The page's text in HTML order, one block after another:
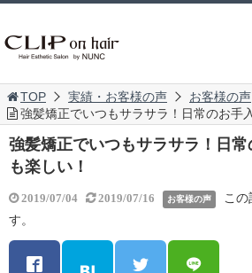
TOP 実績・お客様の声
お客様の声
強髪矯正でいつもサラサラ！日常のお手
強髪矯正でいつもサラサラ！日
も楽しい！
2019/07/04 2019/07/16 お客様の声
こ
す。